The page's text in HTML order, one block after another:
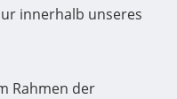
innerhalb unseres
Rahmen der